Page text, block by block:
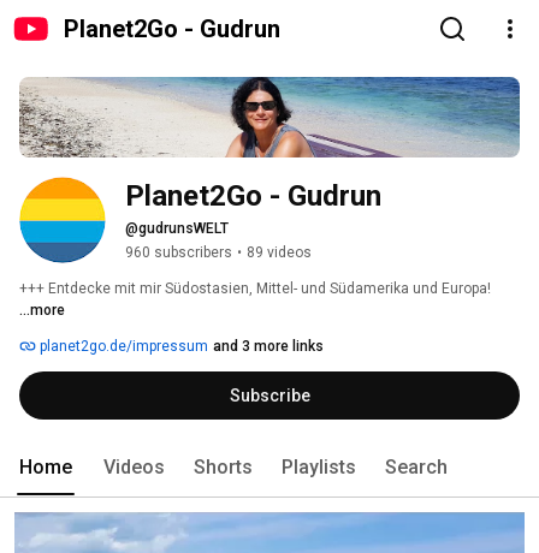
Planet2Go - Gudrun
Planet2Go - Gudrun
@gudrunsWELT
960 subscribers • 89 videos
+++ Entdecke mit mir Südostasien, Mittel- und Südamerika und Europa!
...more
planet2go.de/impressum and 3 more links
Subscribe
Home Videos Shorts Playlists Search